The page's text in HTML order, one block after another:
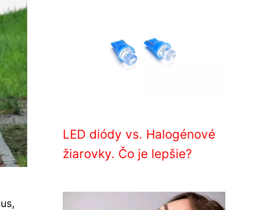
LED diódy vs. Halogénové
žiarovky. Čo je lepšie?